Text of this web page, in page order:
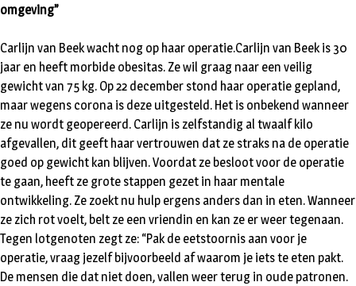
omgeving”
Carlijn van Beek wacht nog op haar operatie.Carlijn van Beek is 30
jaar en heeft morbide obesitas. Ze wil graag naar een veilig
gewicht van 75 kg. Op 22 december stond haar operatie gepland,
maar wegens corona is deze uitgesteld. Het is onbekend wanneer
ze nu wordt geopereerd. Carlijn is zelfstandig al twaalf kilo
afgevallen, dit geeft haar vertrouwen dat ze straks na de operatie
goed op gewicht kan blijven. Voordat ze besloot voor de operatie
te gaan, heeft ze grote stappen gezet in haar mentale
ontwikkeling. Ze zoekt nu hulp ergens anders dan in eten. Wanneer
ze zich rot voelt, belt ze een vriendin en kan ze er weer tegenaan.
Tegen lotgenoten zegt ze: “Pak de eetstoornis aan voor je
operatie, vraag jezelf bijvoorbeeld af waarom je iets te eten pakt.
De mensen die dat niet doen, vallen weer terug in oude patronen.